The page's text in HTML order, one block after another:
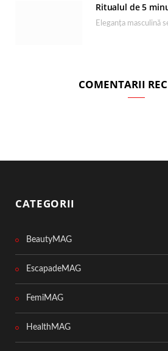
Ritualul de 5
COMENTARII
CATEGORII
BeautyMAG
EscapadeMAG
FemiMAG
HealthMAG